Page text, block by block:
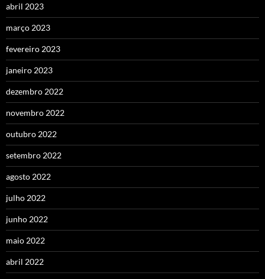
abril 2023
março 2023
fevereiro 2023
janeiro 2023
dezembro 2022
novembro 2022
outubro 2022
setembro 2022
agosto 2022
julho 2022
junho 2022
maio 2022
abril 2022